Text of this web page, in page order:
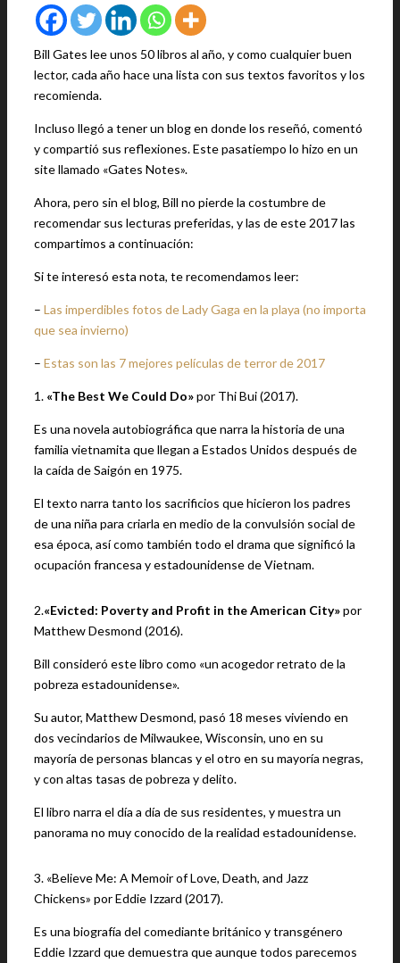
Bill Gates lee unos 50 libros al año, y como cualquier buen
lector, cada año hace una lista con sus textos favoritos y los
recomienda.
Incluso llegó a tener un blog en donde los reseñó, comentó
y compartió sus reflexiones. Este pasatiempo lo hizo en un
site llamado «Gates Notes».
Ahora, pero sin el blog, Bill no pierde la costumbre de
recomendar sus lecturas preferidas, y las de este 2017 las
compartimos a continuación:
Si te interesó esta nota, te recomendamos leer:
– Las imperdibles fotos de Lady Gaga en la playa (no importa
que sea invierno)
– Estas son las 7 mejores películas de terror de 2017
1. «The Best We Could Do»por Thi Bui (2017).
Es una novela autobiográfica que narra la historia de una
familia vietnamita que llegan a Estados Unidos después de
la caída de Saigón en 1975.
El texto narra tanto los sacrificios que hicieron los padres
de una niña para criarla en medio de la convulsión social de
esa época, así como también todo el drama que significó la
ocupación francesa y estadounidense de Vietnam.
2.«Evicted: Poverty and Profit in the American City»por
Matthew Desmond (2016).
Bill consideró este libro como «un acogedor retrato de la
pobreza estadounidense».
Su autor, Matthew Desmond, pasó 18 meses viviendo en
dos vecindarios de Milwaukee, Wisconsin, uno en su
mayoría de personas blancas y el otro en su mayoría negras,
y con altas tasas de pobreza y delito.
El libro narra el día a día de sus residentes, y muestra un
panorama no muy conocido de la realidad estadounidense.
3. «Believe Me: A Memoir of Love, Death, and Jazz
Chickens» por Eddie Izzard (2017).
Es una biografía del comediante británico y transgénero
Eddie Izzard que demuestra que aunque todos parecemos